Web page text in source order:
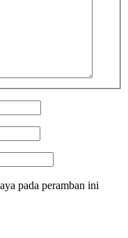
pada peramban ini